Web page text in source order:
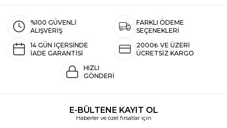
%100 GÜVENLİ
ALIŞVERİŞ
FARKLI ÖDEME
SEÇENEKLERİ
14 GÜN İÇERSİNDE
İADE GARANTİSİ
2000₺ VE ÜZERİ
ÜCRETSİZ KARGO
HIZLI
GÖNDERİ
E-BÜLTENE KAYIT OL
Haberler ve özel fırsatlar için